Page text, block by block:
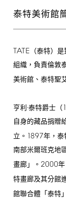
泰特美術館
TATE （泰特）
組織，負責倫敦
美術館、泰特聖
亨利·泰特爵士（
自身的藏品捐贈
立。 1897年，泰
南部米爾班克地
畫廊」。 2000
特畫廊及其分館
館聯合體「泰特